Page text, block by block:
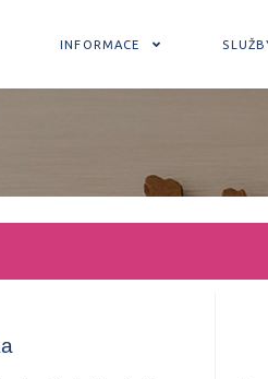
INFORMACE